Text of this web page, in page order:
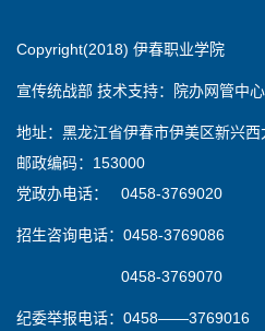
Copyright(2018) 伊春职业学院
宣传统战部 技术支持：院办网管中心
地址：黑龙江省伊春市伊美区新兴西
邮政编码：153000
党政办电话： 0458-3769020
招生咨询电话：0458-3769086
0458-3769070
纪委举报电话：0458——3769016